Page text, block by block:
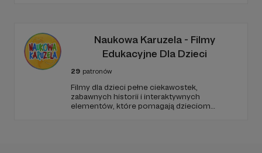
Naukowa Karuzela - Filmy
Edukacyjne Dla Dzieci
29 patronów
Filmy dla dzieci pełne ciekawostek,
zabawnych historii i interaktywnych
elementów, które pomagają dzieciom